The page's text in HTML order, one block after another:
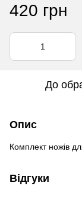
420 грн
До
Опис
Комплект ножів
Відгуки